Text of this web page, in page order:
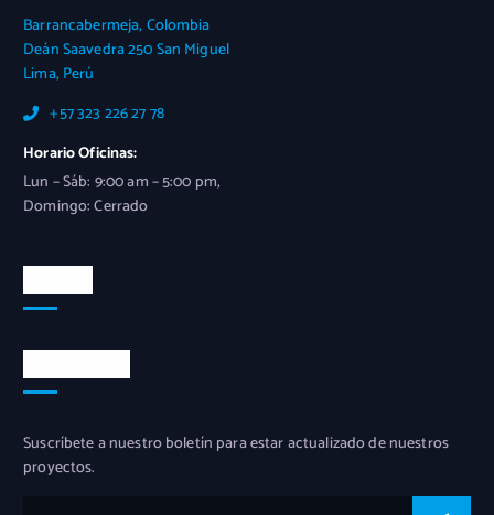
Barrancabermeja, Colombia
Deán Saavedra 250 San Miguel
Lima, Perú
+57 323 226 27 78
Horario Oficinas:
Lun – Sáb: 9:00 am – 5:00 pm,
Domingo: Cerrado
Suscríbete a nuestro boletín para estar actualizado de nuestros
proyectos.